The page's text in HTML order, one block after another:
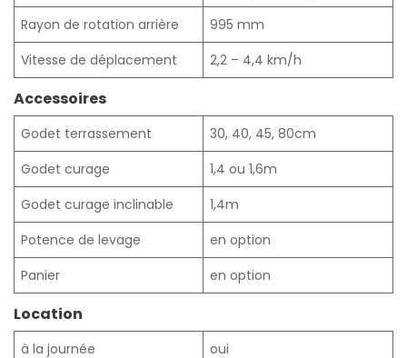
Rayon de rotation arrière
995 mm
Vitesse de déplacement
2,2 – 4,4 km/h
Accessoires
Godet terrassement
30, 40, 45, 80cm
Godet curage
1,4 ou 1,6m
Godet curage inclinable
1,4m
Potence de levage
en option
Panier
en option
Location
à la journée oui